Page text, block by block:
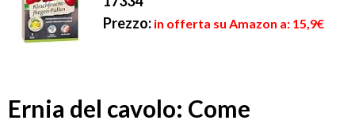
Prezzo: in offerta su Amazon a: 15,9€
Ernia del cavolo: Come